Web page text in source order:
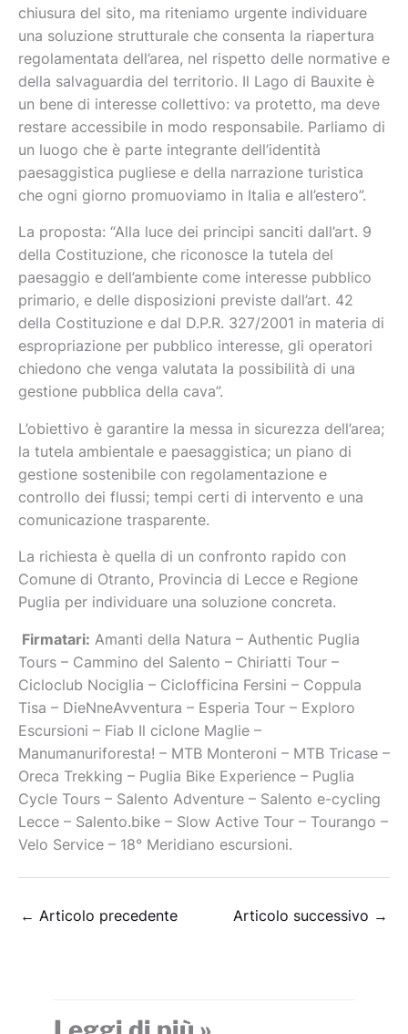
chiusura del sito, ma riteniamo urgente individuare
una soluzione strutturale che consenta la riapertura
regolamentata dell’area, nel rispetto delle normative e
della salvaguardia del territorio. Il Lago di Bauxite è
un bene di interesse collettivo: va protetto, ma deve
restare accessibile in modo responsabile. Parliamo di
un luogo che è parte integrante dell’identità
paesaggistica pugliese e della narrazione turistica
che ogni giorno promuoviamo in Italia e all’estero”.
La proposta: “Alla luce dei principi sanciti dall’art. 9
della Costituzione, che riconosce la tutela del
paesaggio e dell’ambiente come interesse pubblico
primario, e delle disposizioni previste dall’art. 42
della Costituzione e dal D.P.R. 327/2001 in materia di
espropriazione per pubblico interesse, gli operatori
chiedono che venga valutata la possibilità di una
gestione pubblica della cava”.
L’obiettivo è garantire la messa in sicurezza dell’area;
la tutela ambientale e paesaggistica; un piano di
gestione sostenibile con regolamentazione e
controllo dei flussi; tempi certi di intervento e una
comunicazione trasparente.
La richiesta è quella di un confronto rapido con
Comune di Otranto, Provincia di Lecce e Regione
Puglia per individuare una soluzione concreta.
Firmatari: Amanti della Natura – Authentic Puglia
Tours – Cammino del Salento – Chiriatti Tour –
Cicloclub Nociglia – Ciclofficina Fersini – Coppula
Tisa – DieNneAvventura – Esperia Tour – Exploro
Escursioni – Fiab Il ciclone Maglie –
Manumanuriforesta! – MTB Monteroni – MTB Tricase –
Oreca Trekking – Puglia Bike Experience – Puglia
Cycle Tours – Salento Adventure – Salento e-cycling
Lecce – Salento.bike – Slow Active Tour – Tourango –
Velo Service – 18° Meridiano escursioni.
← Articolo precedente Articolo successivo →